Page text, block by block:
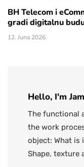
BH Telecom i
gradi digitalnu
12. Juna 2026.
Hello, I'm
The functional
the work
object: What is
Shape, texture